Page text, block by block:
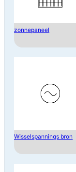
zonnepaneel
Wisselspannings bron